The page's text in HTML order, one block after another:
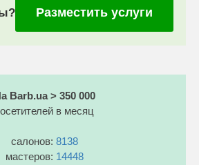
Разместить услуги
Barb.ua > 350 000
в месяц
салонов: 8138
мастеров: 14448